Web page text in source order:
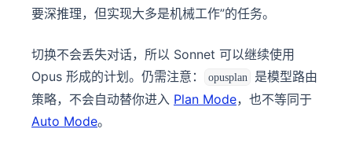
要深推理，但实现大多是机械工作”的任务。
切换不会丢失对话，所以 Sonnet 可以继续使用
Opus 形成的计划。仍需注意：
opusplan
是模型路由
策略，不会自动替你进入 Plan Mode，也不等同于
Auto Mode。